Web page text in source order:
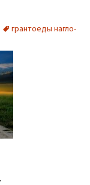
грантоеды нагло-